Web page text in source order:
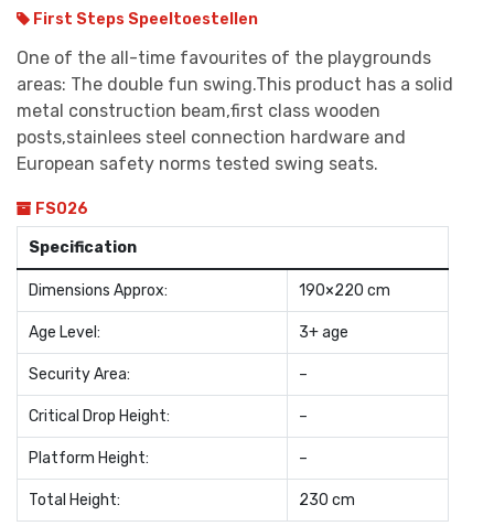
First Steps Speeltoestellen
One of the all-time favourites of the playgrounds
areas: The double fun swing.This product has a solid
metal construction beam,first class wooden
posts,stainlees steel connection hardware and
European safety norms tested swing seats.
FS026
Specification
Dimensions Approx: 190×220 cm
Age Level: 3+ age
Security Area: –
Critical Drop Height: –
Platform Height: –
Total Height: 230 cm